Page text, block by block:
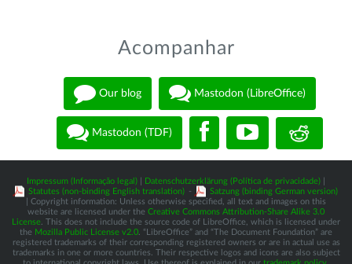
Acompanhar
Our blog Mastodon (LibreOffice)
Mastodon (TDF)
Impressum (Informação legal) Datenschutzerklärung (Política de privacidade)
Statutes (non-binding English translation) -
Satzung (binding German version)
| Copyright information: Unless otherwise specified, all text and images on this
website are licensed under the Creative Commons Attribution-Share Alike 3.0
License . This does not include the source code of LibreOffice, which is licensed under
the Mozilla Public License v2.0 . “LibreOffice” and “The Document Foundation” are
registered trademarks of their corresponding registered owners or are in actual use as
trademarks in one or more countries. Their respective logos and icons are also subject